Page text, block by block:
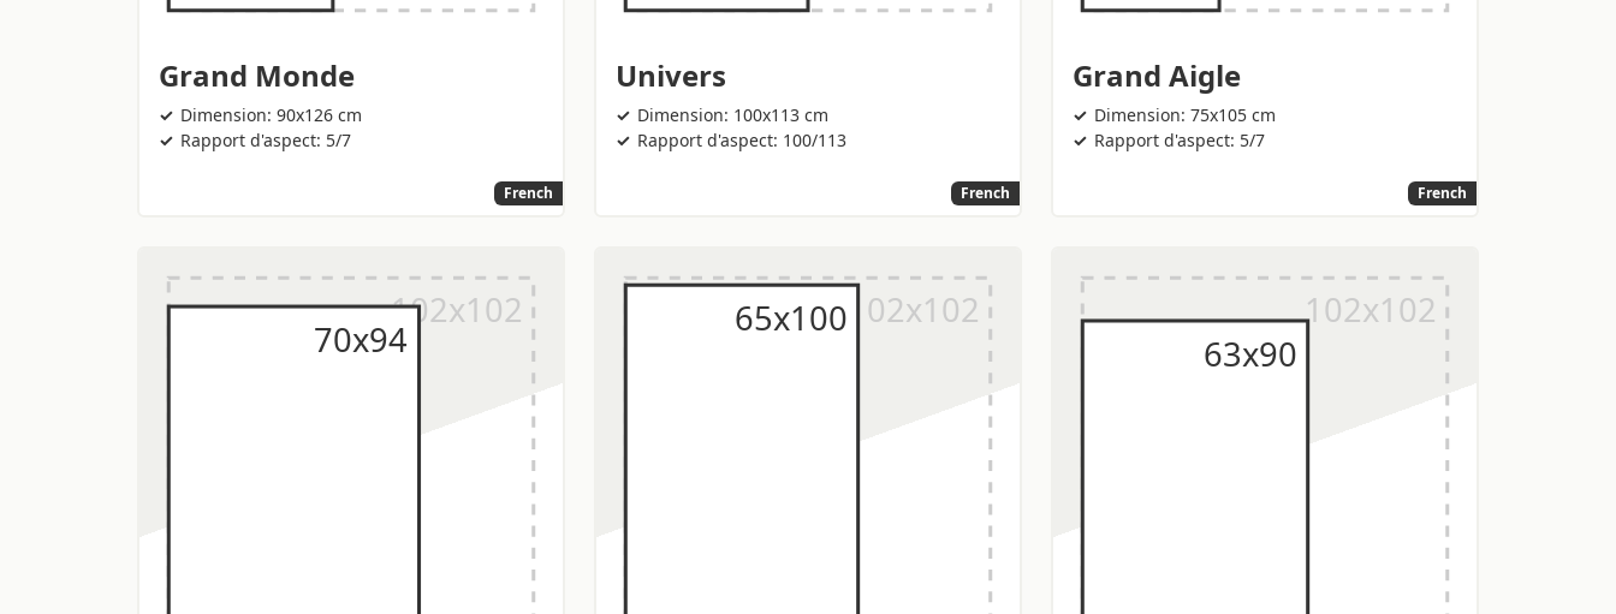
Grand Monde
Dimension: 90x126 cm
Rapport d'aspect: 5/7
French
Univers
Dimension: 100x113 cm
Rapport d'aspect: 100/113
French
Grand Aigle
Dimension: 75x105 cm
Rapport d'aspect: 5/7
French